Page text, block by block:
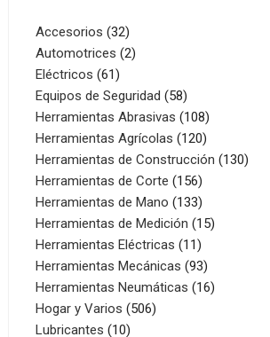
Accesorios 3232
productos
Automotrices 22
Eléctricos 6161
productos
Equipos de Seguridad 5858
productos
Herramientas Abrasivas 108108
productos
Herramientas Agrícolas 120120
productos
Herramientas de Construcción 130130
Herramientas de Corte 156156
productos
Herramientas de Mano 133133
productos
Herramientas de Medición 1515
Herramientas Eléctricas 1111
productos
Herramientas Mecánicas 9393
productos
Herramientas Neumáticas 1616
Hogar y Varios 506506
Lubricantes 1010